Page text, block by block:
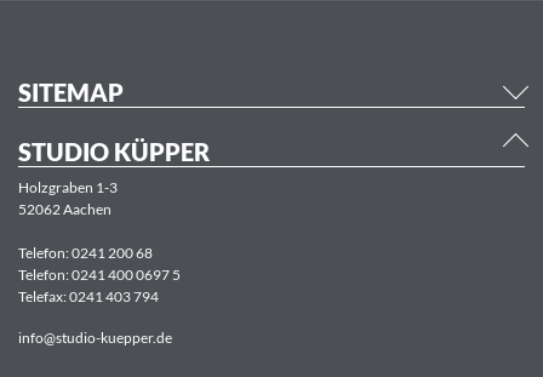
SITEMAP
STUDIO KÜPPER
Holzgraben 1-3
52062 Aachen
Telefon:0241 200 68
Telefon:0241 400 0697 5
Telefax: 0241 403 794
info@studio-kuepper.de